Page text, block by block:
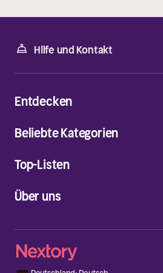
Hilfe und Kontakt
Über uns
Entdecken
Beliebte Kategorien
Top-Listen